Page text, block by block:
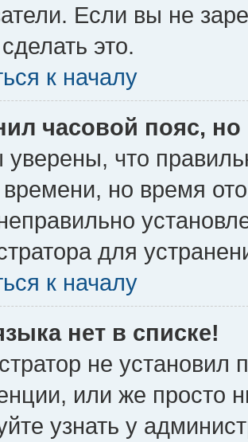
Если вы не
это.
к началу
часовой пояс,
что
времени, но время
для
к началу
нет в списке!
не установил
или же просто
узнать у